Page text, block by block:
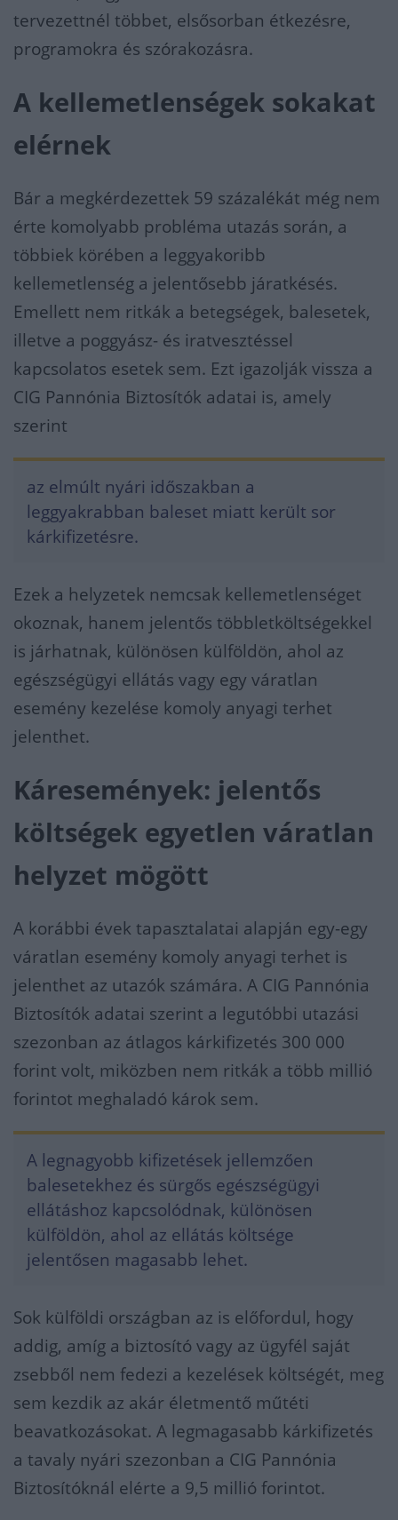
tervezettnél többet, elsősorban étkezésre,
programokra és szórakozásra.
A kellemetlenségek sokakat
elérnek
Bár a megkérdezettek 59 százalékát még nem
érte komolyabb probléma utazás során, a
többiek körében a leggyakoribb
kellemetlenség a jelentősebb járatkésés.
Emellett nem ritkák a betegségek, balesetek,
illetve a poggyász- és iratvesztéssel
kapcsolatos esetek sem. Ezt igazolják vissza a
CIG Pannónia Biztosítók adatai is, amely
szerint
az elmúlt nyári időszakban a
leggyakrabban baleset miatt került sor
kárkifizetésre.
Ezek a helyzetek nemcsak kellemetlenséget
okoznak, hanem jelentős többletköltségekkel
is járhatnak, különösen külföldön, ahol az
egészségügyi ellátás vagy egy váratlan
esemény kezelése komoly anyagi terhet
jelenthet.
Káresemények: jelentős
költségek egyetlen váratlan
helyzet mögött
A korábbi évek tapasztalatai alapján egy-egy
váratlan esemény komoly anyagi terhet is
jelenthet az utazók számára. A CIG Pannónia
Biztosítók adatai szerint a legutóbbi utazási
szezonban az átlagos kárkifizetés 300 000
forint volt, miközben nem ritkák a több millió
forintot meghaladó károk sem.
A legnagyobb kifizetések jellemzően
balesetekhez és sürgős egészségügyi
ellátáshoz kapcsolódnak, különösen
külföldön, ahol az ellátás költsége
jelentősen magasabb lehet.
Sok külföldi országban az is előfordul, hogy
addig, amíg a biztosító vagy az ügyfél saját
zsebből nem fedezi a kezelések költségét, meg
sem kezdik az akár életmentő műtéti
beavatkozásokat. A legmagasabb kárkifizetés
a tavaly nyári szezonban a CIG Pannónia
Biztosítóknál elérte a 9,5 millió forintot.